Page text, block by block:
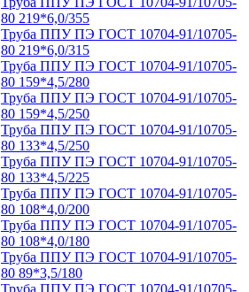
80 219*6,0/355
Труба ППУ ПЭ ГОСТ 10704-91/10705-
80 219*6,0/315
Труба ППУ ПЭ ГОСТ 10704-91/10705-
80 159*4,5/280
Труба ППУ ПЭ ГОСТ 10704-91/10705-
80 159*4,5/250
Труба ППУ ПЭ ГОСТ 10704-91/10705-
80 133*4,5/250
Труба ППУ ПЭ ГОСТ 10704-91/10705-
80 133*4,5/225
Труба ППУ ПЭ ГОСТ 10704-91/10705-
80 108*4,0/200
Труба ППУ ПЭ ГОСТ 10704-91/10705-
80 108*4,0/180
Труба ППУ ПЭ ГОСТ 10704-91/10705-
80 89*3,5/180
Труба ППУ ПЭ ГОСТ 10704-91/10705-